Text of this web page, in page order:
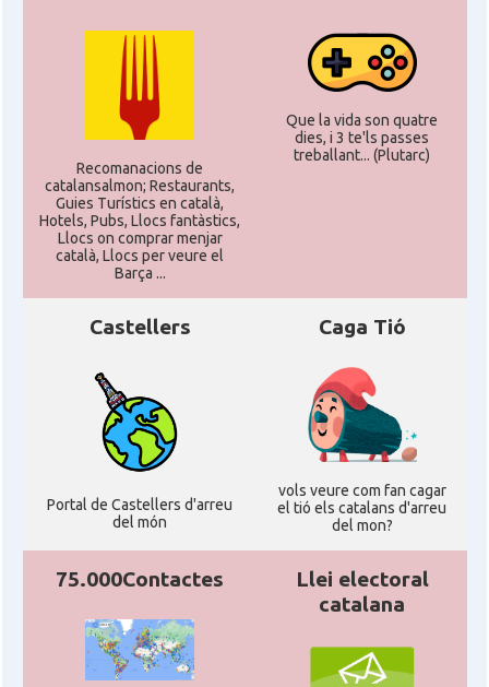
Acció ACCIÓ a Silicon Valley
Acció a Washington DC
Acció ACCIÓ Miami
Delegació
Delegació del Govern als Estats
Units i Canadà (New York)
Delegació
Units i Canadà (Washington)
Consolat Consolat general a Boston
Consolat Consolat general a Chicago
Consolat Consolat general a Houston
Consolat Consolat general a Los Angeles
Consolat Consolat general a Miami
Recomanacions de
catalansalmon; Restaurants,
Guies Turístics en català,
Hotels, Pubs, Llocs fantàstics,
Llocs on comprar menjar
català, Llocs per veure el
Barça ...
Que la vida son quatre
dies, i 3 te'ls passes
treballant... (Plutarc)
Castellers
Portal de Castellers d'arreu
del món
Caga Tió
vols veure com fan cagar
el tió els catalans d'arreu
del mon?
75.000Contactes
Llei electoral
catalana